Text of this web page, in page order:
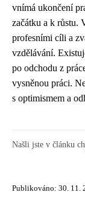
vnímá ukončení
začátku a k růstu.
profesními cíli a
vzdělávání.
po odchodu z
vysněnou práci.
s optimismem a
Našli jste v článku
Publikováno: 30. 11.